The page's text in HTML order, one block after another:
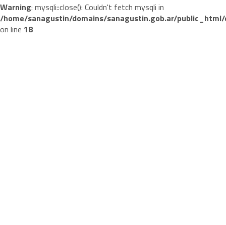
Warning: mysqli::close(): Couldn't fetch mysqli in
/home/sanagustin/domains/sanagustin.gob.ar/public_html/
on line 18